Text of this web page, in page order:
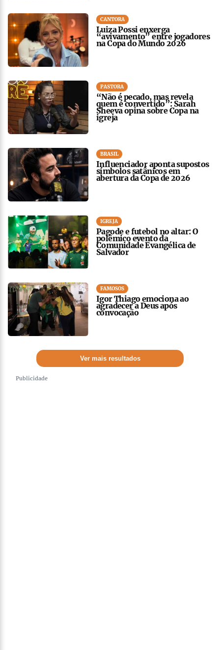
CANTORA
Luiza Possi enxerga
“avivamento” entre jogadores
na Copa do Mundo 2026
PASTORA
“Não é pecado, mas revela
quem é convertido”: Sarah
Sheeva opina sobre Copa na
igreja
BRASIL
Influenciador aponta supostos
símbolos satânicos em
abertura da Copa de 2026
IGREJA
Pagode e futebol no altar: O
polêmico evento da
Comunidade Evangélica de
Salvador
FAMOSOS
Igor Thiago emociona ao
agradecer a Deus após
convocação
Ver mais resultados
Publicidade